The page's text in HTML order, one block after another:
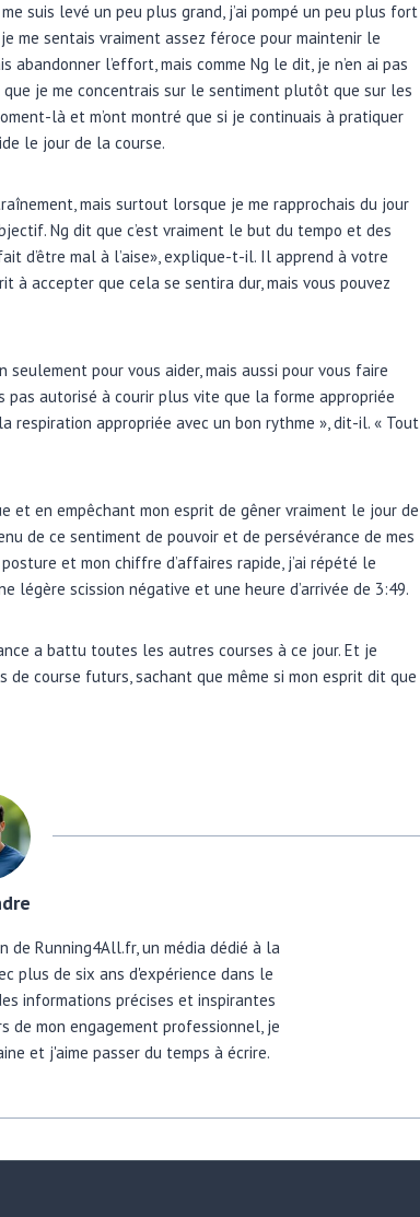
suis levé un peu plus grand, j’ai pompé un peu plus fort
me sentais vraiment assez féroce pour maintenir le
l’effort, mais comme Ng le dit, je n’en ai pas
je me concentrais sur le sentiment plutôt que sur les
là et m’ont montré que si je continuais à pratiquer
le jour de la course.
mais surtout lorsque je me rapprochais du jour
Ng dit que c’est vraiment le but du tempo et des
d’être mal à l’aise», explique-t-il. Il apprend à votre
accepter que cela se sentira dur, mais vous pouvez
pour vous aider, mais aussi pour vous faire
pas autorisé à courir plus vite que la forme appropriée
appropriée avec un bon rythme », dit-il. « Tout
et en empêchant mon esprit de gêner vraiment le jour de
de ce sentiment de pouvoir et de persévérance de mes
et mon chiffre d’affaires rapide, j’ai répété le
légère scission négative et une heure d’arrivée de 3:49.
a battu toutes les autres courses à ce jour. Et je
course futurs, sachant que même si mon esprit dit que
de Running4All.fr, un média dédié à la
plus de six ans d'expérience dans le
informations précises et inspirantes
de mon engagement professionnel, je
et j'aime passer du temps à écrire.